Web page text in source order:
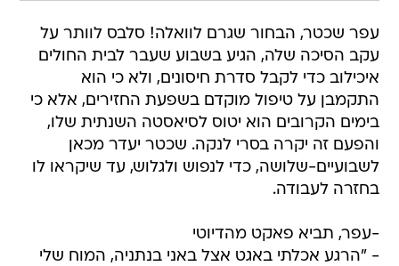
עפר שכטר, הבחור שגרם לוואלה! סלבס לוותר על
עקב הסיכה שלה, הגיע בשבוע שעבר לבית החולים
איכילוב כדי לקבל סדרת חיסונים, ולא כי הוא
התקמבן על טיפול מוקדם בשפעת החזירים, אלא כי
בימים הקרובים הוא יטוס לסיאסטה השנתית שלו,
והפעם זה יקרה בסרי לנקה. שכטר יעדר מכאן
לשבועיים-שלושה, כדי לנפוש ולגלוש, עד שיקראו לו
בחזרה לעבודה.
-עפר, תביא פאקט מהדיוטי
- "הרגע אכלתי באגט אצל באני בנתניה, המוח שלי